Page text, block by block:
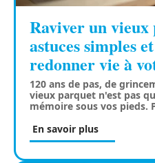
Raviver un
astuces simples
redonner vie à
120 ans de pas, de
vieux parquet n'est pas
mémoire sous vos pieds.
En savoir plus